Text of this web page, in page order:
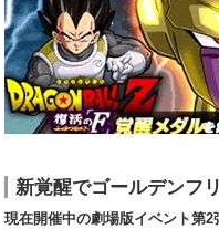
新覚醒でゴールデンフ
現在開催中の劇場版イベント第2